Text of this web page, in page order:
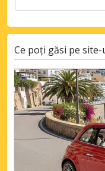
Ce poți găsi pe